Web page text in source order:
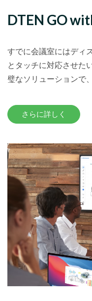
DTEN GO
すでに会議室にはディ
とタッチに対応させた
璧なソリューションで
さらに詳しく